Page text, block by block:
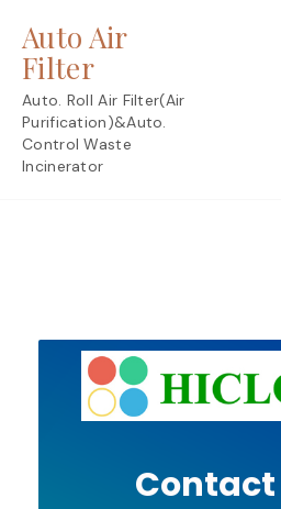
content
Auto Air
Filter
Auto. Roll Air Filter(Air
Purification)&Auto.
Control Waste
Incinerator
Contact